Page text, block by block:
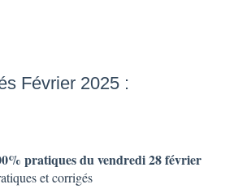
Février 2025 :
pratiques du vendredi 28 février
et corrigés